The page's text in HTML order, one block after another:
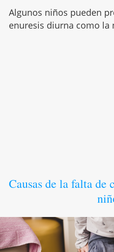
Algunos niños pueden
enuresis diurna como la
Causas de la falta